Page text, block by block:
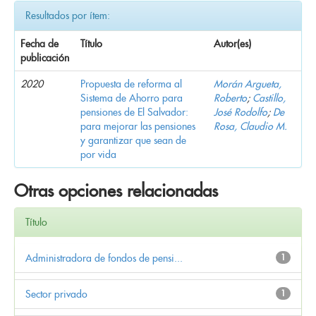
Resultados por ítem:
Fecha de
publicación
Título Autor(es)
2020
Propuesta de reforma al
Sistema de Ahorro para
pensiones de El Salvador:
para mejorar las pensiones
y garantizar que sean de
por vida
Morán Argueta,
Roberto; Castillo,
José Rodolfo; De
Rosa, Claudio M.
Otras opciones relacionadas
Título
1
Administradora de fondos de pensi...
1
Sector privado